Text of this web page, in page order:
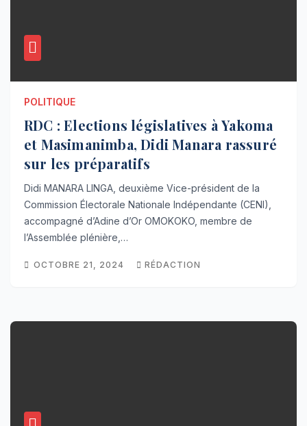
POLITIQUE
RDC : Elections législatives à Yakoma
et Masimanimba, Didi Manara rassuré
sur les préparatifs
Didi MANARA LINGA, deuxième Vice-président de la
Commission Électorale Nationale Indépendante (CENI),
accompagné d’Adine d’Or OMOKOKO, membre de
l’Assemblée plénière,…
OCTOBRE 21, 2024 RÉDACTION